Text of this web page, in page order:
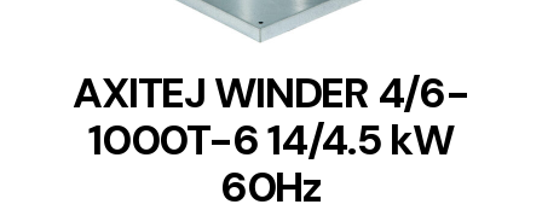
AXITEJ WINDER 4/6-
1000T-6 14/4.5 kW
60Hz